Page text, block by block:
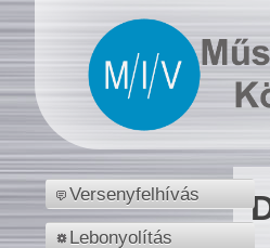
Versenyfelhívás
Lebonyolítás